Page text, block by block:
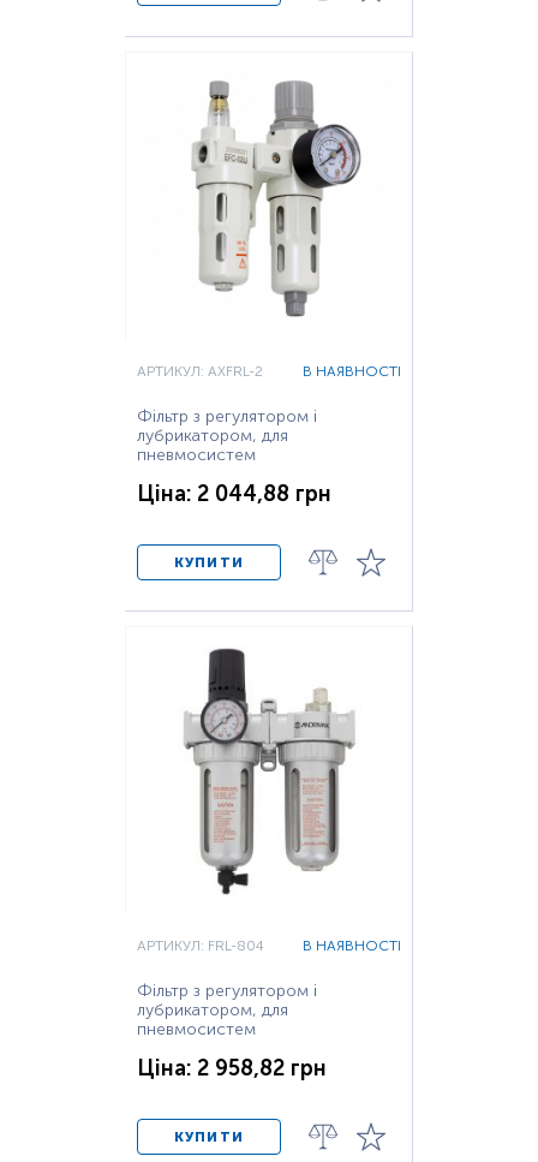
АРТИКУЛ: AXFRL-2 В НАЯВНОСТІ
Фільтр з регулятором і
лубрикатором, для
пневмосистем
Ціна: 2 044,88 грн
КУПИТИ
АРТИКУЛ: FRL-804 В НАЯВНОСТІ
Фільтр з регулятором і
лубрикатором, для
пневмосистем
Ціна: 2 958,82 грн
КУПИТИ